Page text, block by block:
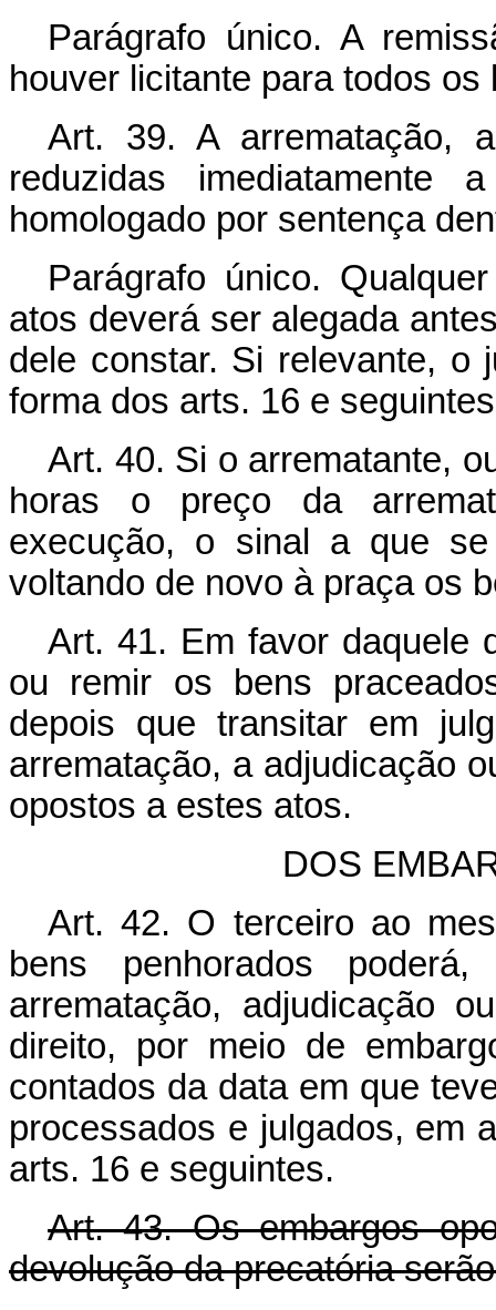
Parágrafo único. A
houver licitante para todos os
Art. 39. A arrematação,
reduzidas imediatamente
homologado por sentença
Parágrafo único.
atos deverá ser alegada
dele constar. Si relevante, o
forma dos arts. 16 e
Art. 40. Si o arrematante,
horas o preço da
execução, o sinal a que
voltando de novo à praça os
Art. 41. Em favor daquele
ou remir os bens
depois que transitar em
arrematação, a adjudicação
opostos a estes atos.
DOS
Art. 42. O terceiro ao
bens penhorados
arrematação, adjudicação
direito, por meio de
contados da data em que
processados e julgados, em
arts. 16 e seguintes.
Art. 43. Os embargos
devolução da precatória